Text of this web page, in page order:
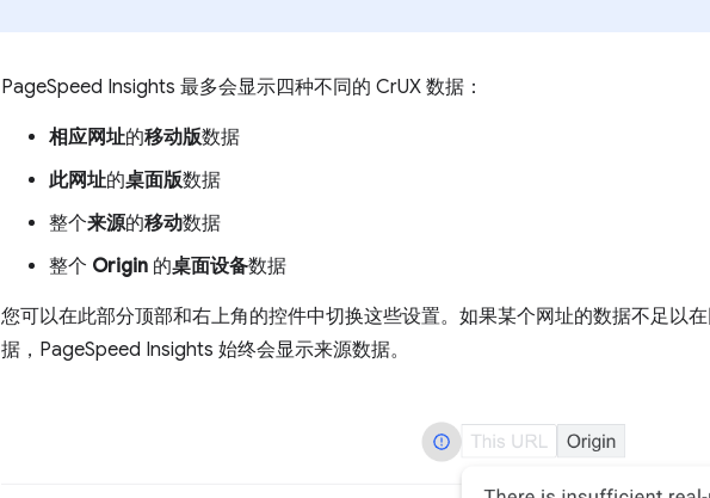
PageSpeed Insights 最多会显示四种不同的 CrUX 数据：
相应网址的移动版数据
此网址的桌面版数据
整个来源的移动数据
整个 Origin 的桌面设备数据
您可以在此部分顶部和右上角的控件中切换这些设置。如果某个网址的数据不足以
据，PageSpeed Insights 始终会显示来源数据。